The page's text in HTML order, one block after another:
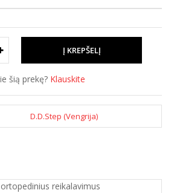
šią prekę? Klauskite
D.D.Step (Vengrija)
reikalavimus